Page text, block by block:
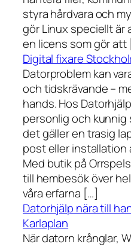
styra hårdvara och
gör Linux speciellt är
en licens som gör att
Digital fixare
Datorproblem kan
och tidskrävande –
hands. Hos
personlig och
det gäller en trasig
post eller installation
Med butik på
till hembesök över
våra erfarna […]
Datorhjälp nära till
Karlaplan
När datorn krånglar,